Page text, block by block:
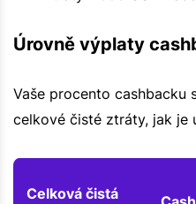
Úrovně výplaty
Vaše procento cashbacku
celkové čisté ztráty, jak je
Celková čistá